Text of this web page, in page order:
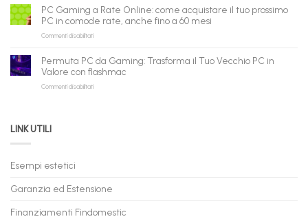
può
fare
qui
B2B
per
Gaming
in
Pronta
Consegna
Nuovi
Ricondizionati,
Spedizione
PC Gaming a Rate Online: come acquistare il tuo prossimo
PC in comode rate, anche fino a 60 mesi
Commenti disabilitatisu
Gaming
Rate
Online:
anche
a
Permuta PC da Gaming: Trasforma il Tuo Vecchio PC in
Valore con flashmac
Commenti disabilitatisu
in
con
LINK UTILI
Esempi estetici
Garanzia ed Estensione
Finanziamenti Findomestic